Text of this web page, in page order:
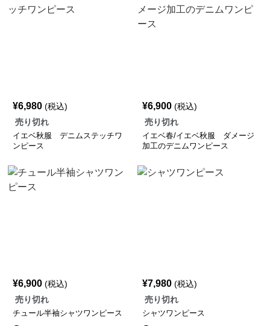
¥6,980 (税込)
売り切れ
イエベ秋服 デニムステッチワ
ンピース
¥6,900 (税込)
売り切れ
イエベ春/イエベ秋服 ダメージ
加工のデニムワンピース
¥6,900 (税込)
売り切れ
チュール半袖シャツワンピース
¥7,980 (税込)
売り切れ
シャツワンピース